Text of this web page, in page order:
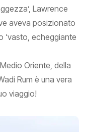
Lawrence
aveva posizionato
‘vasto, echeggiante
Oriente, della
Rum è una vera
viaggio!